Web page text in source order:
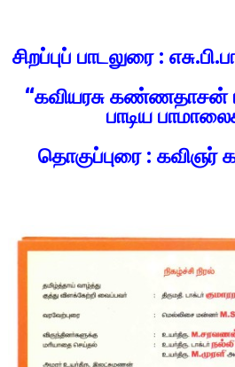
சிறப்புப் பாடலுரை :
“கவியரசு கண்ணதாசன்
பாடிய
தொகுப்புரை : கவிஞர்